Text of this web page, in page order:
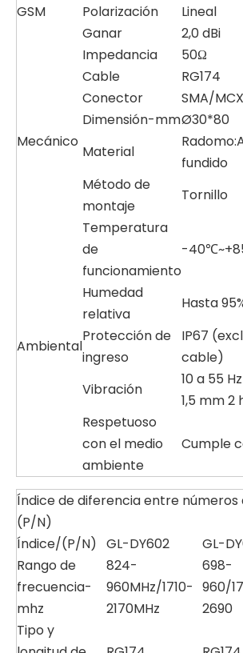
GSM
Polarización
Lineal
Ganar
2,0 dBi
Impedancia
50Ω
Mecánico
Cable
RG174
Conector
SMA/
Dimensión-mmØ30*80
Material
fundido
Método de
montaje
Tornillo
Ambiental
Temperatura
de
funcionamiento
-
Humedad
relativa
Hasta
Protección de
ingreso
IP67
cable)
Vibración
10 a 55
1,5 mm 2
Respetuoso
con el medio
ambiente
Cumple
Índice de diferencia entre
(P/N)
Índice/(P/N) GL-DY602 GL-
Rango de
frecuencia-
mhz
824-
960MHz/1710-
2170MHz
698-
960/
2690
Tipo y